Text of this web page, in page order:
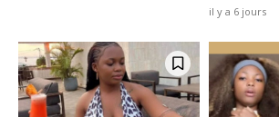
il y a 6 jours